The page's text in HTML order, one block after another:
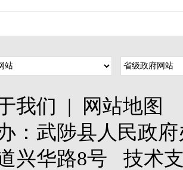
我们 |
网站地图
：武陟县人民政
兴华路8号 技术